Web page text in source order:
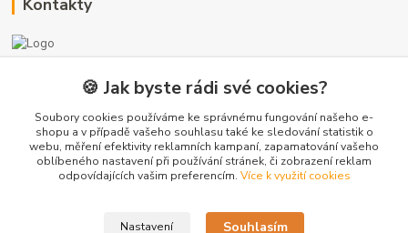
Kontakty
+420 775 872 753
info@radiatory-skladem.cz
🍪 Jak byste rádi své cookies?
Soubory cookies používáme ke správnému fungování našeho e-
shopu a v případě vašeho souhlasu také ke sledování statistik o
webu, měření efektivity reklamních kampaní, zapamatování vašeho
oblíbeného nastavení při používání stránek, či zobrazení reklam
odpovídajících vašim preferencím. Více k využití cookies
Nastavení Souhlasím